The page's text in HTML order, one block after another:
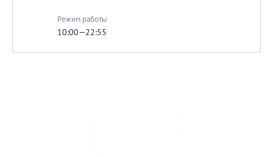
Режим работы
10:00—22:55